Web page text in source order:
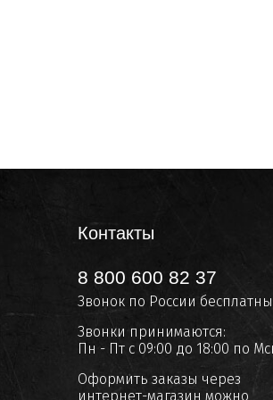
Контакты
8 800 600 82 37
Звонок по России
Звонки принимаются:
Пн - Пт с 09:00 до 18:00 по
Оформить заказы через
интернет-магазин можно